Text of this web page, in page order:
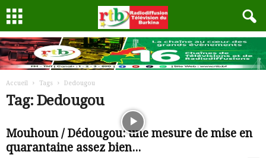
Accueil Tags Dedougou
Tag: Dedougou
Mouhoun / Dédougou: une mesure de mise en
quarantaine assez bien...